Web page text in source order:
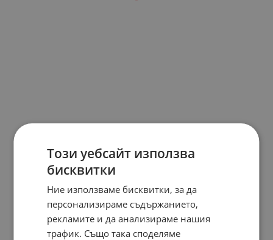
Този уебсайт използва
бисквитки
Ние използваме бисквитки, за да
персонализираме съдържанието,
рекламите и да анализираме нашия
трафик. Също така споделяме